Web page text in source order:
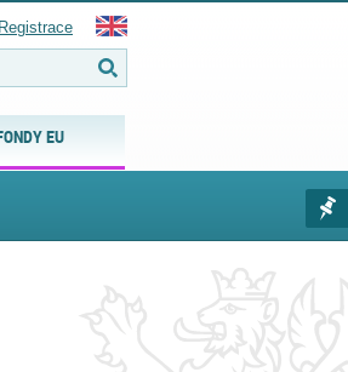
EU
Registrace